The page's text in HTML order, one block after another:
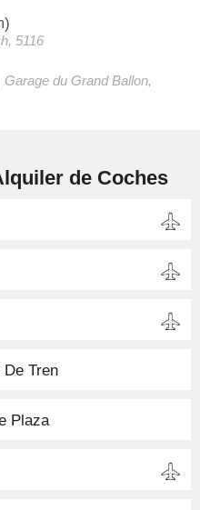
5116
du Grand Ballon,
de Coches
Tren
Plaza